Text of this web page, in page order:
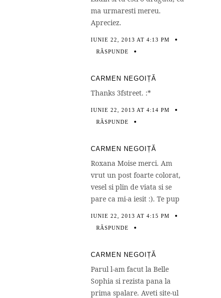
ma urmaresti mereu.
Apreciez.
IUNIE 22, 2013 AT 4:13 PM
RĂSPUNDE
CARMEN NEGOIȚĂ
Thanks 3fstreet. :*
IUNIE 22, 2013 AT 4:14 PM
RĂSPUNDE
CARMEN NEGOIȚĂ
Roxana Moise merci. Am
vrut un post foarte colorat,
vesel si plin de viata si se
pare ca mi-a iesit :). Te pup
IUNIE 22, 2013 AT 4:15 PM
RĂSPUNDE
CARMEN NEGOIȚĂ
Parul l-am facut la Belle
Sophia si rezista pana la
prima spalare. Aveti site-ul